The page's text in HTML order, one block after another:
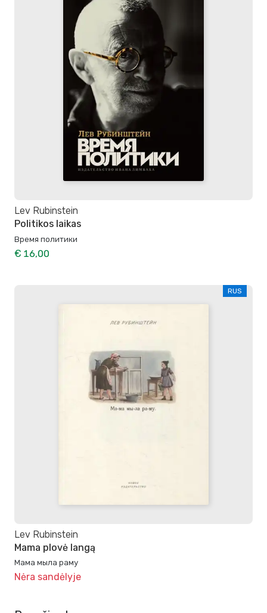
Lev Rubinstein
Politikos laikas
Время политики
€ 16,00
RUS
Lev Rubinstein
Mama plovė langą
Мама мыла раму
Nėra sandėlyje